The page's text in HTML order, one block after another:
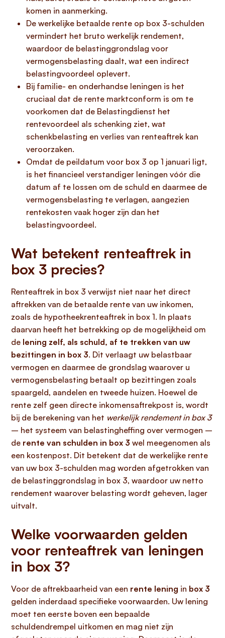
komen in aanmerking.
De werkelijke betaalde rente op box 3-schulden
vermindert het bruto werkelijk rendement,
waardoor de belastinggrondslag voor
vermogensbelasting daalt, wat een indirect
belastingvoordeel oplevert.
Bij familie- en onderhandse leningen is het
cruciaal dat de rente marktconform is om te
voorkomen dat de Belastingdienst het
rentevoordeel als schenking ziet, wat
schenkbelasting en verlies van renteaftrek kan
veroorzaken.
Omdat de peildatum voor box 3 op 1 januari ligt,
is het financieel verstandiger leningen vóór die
datum af te lossen om de schuld en daarmee de
vermogensbelasting te verlagen, aangezien
rentekosten vaak hoger zijn dan het
belastingvoordeel.
Wat betekent renteaftrek in
box 3 precies?
Renteaftrek in box 3 verwijst niet naar het direct
aftrekken van de betaalde rente van uw inkomen,
zoals de hypotheekrenteaftrek in box 1. In plaats
daarvan heeft het betrekking op de mogelijkheid om
de lening zelf, als schuld, af te trekken van uw
bezittingen in box 3. Dit verlaagt uw belastbaar
vermogen en daarmee de grondslag waarover u
vermogensbelasting betaalt op bezittingen zoals
spaargeld, aandelen en tweede huizen. Hoewel de
rente zelf geen directe inkomensaftrekpost is, wordt
bij de berekening van het werkelijk rendement in box 3
– het systeem van belastingheffing over vermogen –
de rente van schulden in box 3 wel meegenomen als
een kostenpost. Dit betekent dat de werkelijke rente
van uw box 3-schulden mag worden afgetrokken van
de belastinggrondslag in box 3, waardoor uw netto
rendement waarover belasting wordt geheven, lager
uitvalt.
Welke voorwaarden gelden
voor renteaftrek van leningen
in box 3?
Voor de aftrekbaarheid van een rente lening in box 3
gelden inderdaad specifieke voorwaarden. Uw lening
moet ten eerste boven een bepaalde
schuldendrempel uitkomen en mag niet zijn